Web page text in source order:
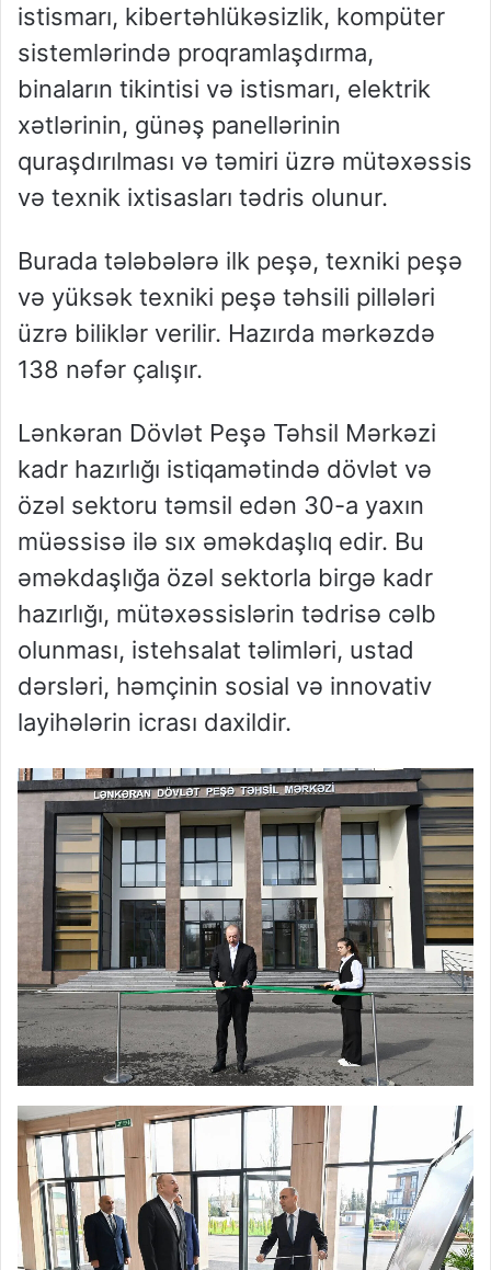
istismarı, kibertəhlükəsizlik, kompüter
sistemlərində proqramlaşdırma,
binaların tikintisi və istismarı, elektrik
xətlərinin, günəş panellərinin
quraşdırılması və təmiri üzrə mütəxəssis
və texnik ixtisasları tədris olunur.
Burada tələbələrə ilk peşə, texniki peşə
və yüksək texniki peşə təhsili pillələri
üzrə biliklər verilir. Hazırda mərkəzdə
138 nəfər çalışır.
Lənkəran Dövlət Peşə Təhsil Mərkəzi
kadr hazırlığı istiqamətində dövlət və
özəl sektoru təmsil edən 30-a yaxın
müəssisə ilə sıx əməkdaşlıq edir. Bu
əməkdaşlığa özəl sektorla birgə kadr
hazırlığı, mütəxəssislərin tədrisə cəlb
olunması, istehsalat təlimləri, ustad
dərsləri, həmçinin sosial və innovativ
layihələrin icrası daxildir.